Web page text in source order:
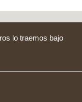
lo traemos bajo